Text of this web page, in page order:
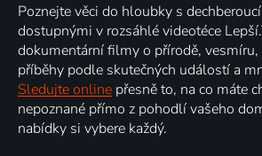
Poznejte věci do hloubky s
dostupnými v rozsáhlé videotéce
dokumentární filmy o přírodě,
příběhy podle skutečných událostí a
Sledujte online přesně to, na co máte
nepoznané přímo z pohodlí vašeho
nabídky si vybere každý.